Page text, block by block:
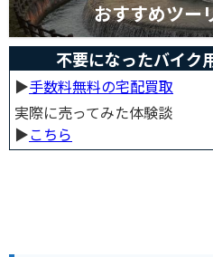
おすすめツー
不要になったバイク
▶︎手数料無料の宅配買取
実際に売ってみた体験談
▶︎こちら